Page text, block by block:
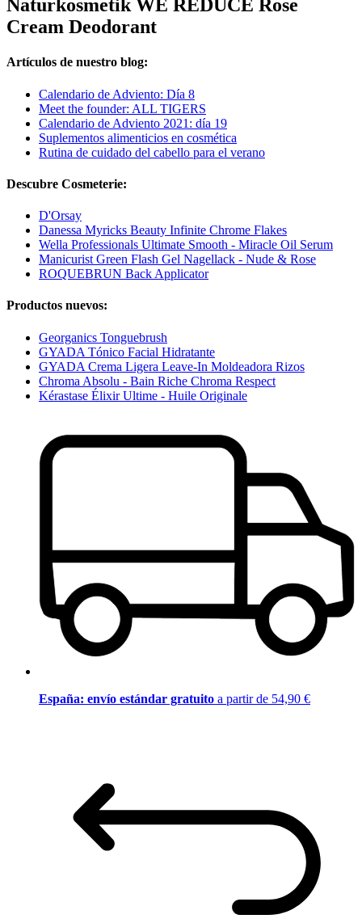
Naturkosmetik WE REDUCE Rose
Cream Deodorant
Artículos de nuestro blog:
Calendario de Adviento: Día 8
Meet the founder: ALL TIGERS
Calendario de Adviento 2021: día 19
Suplementos alimenticios en cosmética
Rutina de cuidado del cabello para el verano
Descubre Cosmeterie:
D'Orsay
Danessa Myricks Beauty Infinite Chrome Flakes
Wella Professionals Ultimate Smooth - Miracle Oil Serum
Manicurist Green Flash Gel Nagellack - Nude & Rose
ROQUEBRUN Back Applicator
Productos nuevos:
Georganics Tonguebrush
GYADA Tónico Facial Hidratante
GYADA Crema Ligera Leave-In Moldeadora Rizos
Chroma Absolu - Bain Riche Chroma Respect
Kérastase Élixir Ultime - Huile Originale
España: envío estándar gratuito a partir de 54,90 €